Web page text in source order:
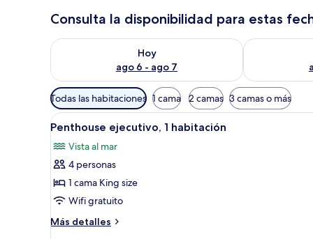
Consulta la disponibilidad para estas
Hoy
ago 6 - ago 7
Consulta la disponibilidad para hoy ago 6 - ago 7
Consulta la
Filtros
disponibles
para
habitaciones
Todas las habitaciones 1 cama 2 camas 3 camas o más
Abrir
todas
las
fotos
de
Penthouse
ejecutivo,
1
Un salón amplio con un gran
8
Penthouse ejecutivo, 1 habitación
Vista al mar
4 personas
1 cama King size
Wifi gratuito
Más detalles
Más